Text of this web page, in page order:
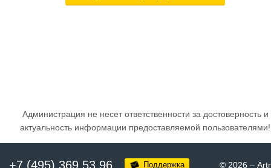
Администрация не несет ответственности за достоверность и
актуальность информации предоставляемой пользователями!
+7 (495) 369 53 96 Поддержка © 2026 –